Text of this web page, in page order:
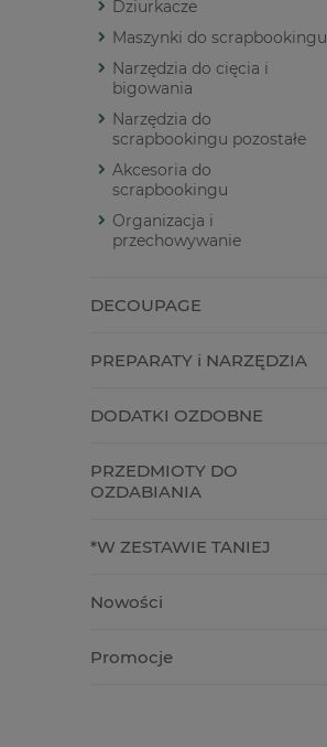
Dziurkacze
Maszynki do scrapbookingu
Narzędzia do cięcia i
bigowania
Narzędzia do
scrapbookingu pozostałe
Akcesoria do
scrapbookingu
Organizacja i
przechowywanie
DECOUPAGE
PREPARATY i NARZĘDZIA
DODATKI OZDOBNE
PRZEDMIOTY DO
OZDABIANIA
*W ZESTAWIE TANIEJ
Nowości
Promocje